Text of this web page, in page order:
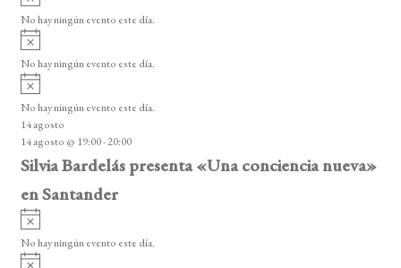
o
v
i
o
No hay ningún evento este día.
A
v
i
o
No hay ningún evento este día.
A
v
i
s
o
No hay ningún evento este día.
14 agosto
14 agosto @ 19:00-20:00
Silvia Bardelás presenta «Una conciencia nueva»
en Santander
A
v
i
No hay ningún evento este día.
A